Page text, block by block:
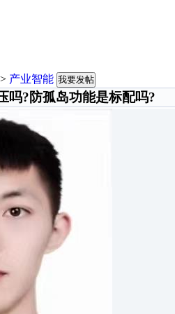
> 产业智能 我要发帖
吗?防孤岛功能是标配吗?